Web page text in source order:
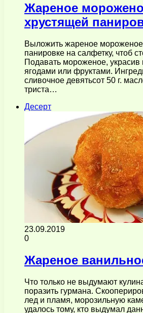
Жареное
хрустящей
Выложить жареное
панировке на салфетку, чтоб
Подавать мороженое,
ягодами или фруктами.
сливочное девятьсот 50 г.
триста…
Десерт
23.09.2019
0
Жареное
Что только не выдумают
поразить гурмана.
лед и пламя, морозильную
удалось тому, кто выдумал